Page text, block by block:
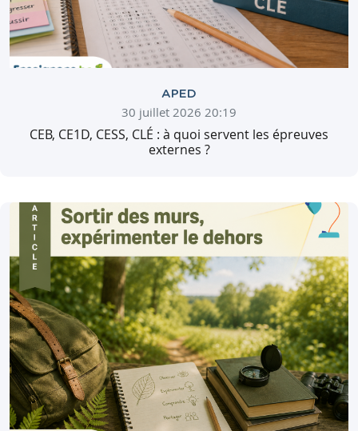
APED
30 juillet 2026 20:19
CEB, CE1D, CESS, CLÉ : à quoi servent les épreuves
externes ?